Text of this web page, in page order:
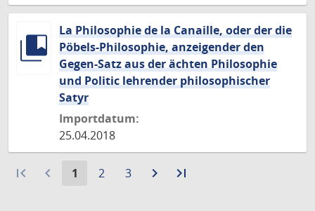
La Philosophie de la Canaille, oder der die
Pöbels-Philosophie, anzeigender den
Gegen-Satz aus der ächten Philosophie
und Politic lehrender philosophischer
Satyr
Importdatum:
25.04.2018
first_page navigate_before
Aktuelle
1
Gehe
2
Gehe
3 navigate_next
Zurlast_page